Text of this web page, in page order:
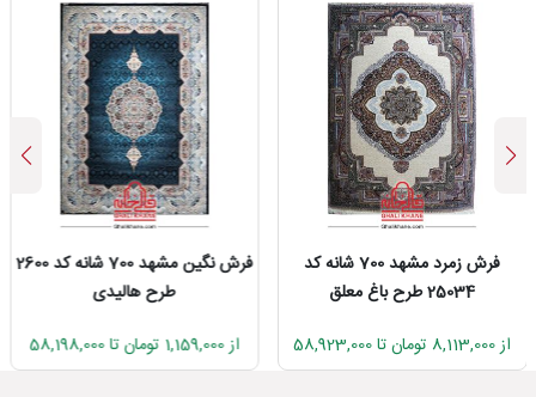
فرش زمرد مشهد 700 شانه کد
25034 طرح باغ معلق
از 8,113,000 تومان تا 58,923,000
فرش نگین مشهد 700 شانه کد 2600
طرح هالیدی
از 1,159,000 تومان تا 58,198,000